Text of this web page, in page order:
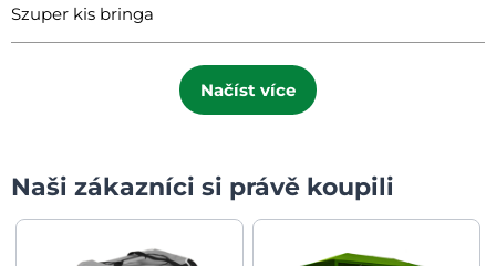
Szuper kis bringa
Načíst více
Naši zákazníci si právě koupili